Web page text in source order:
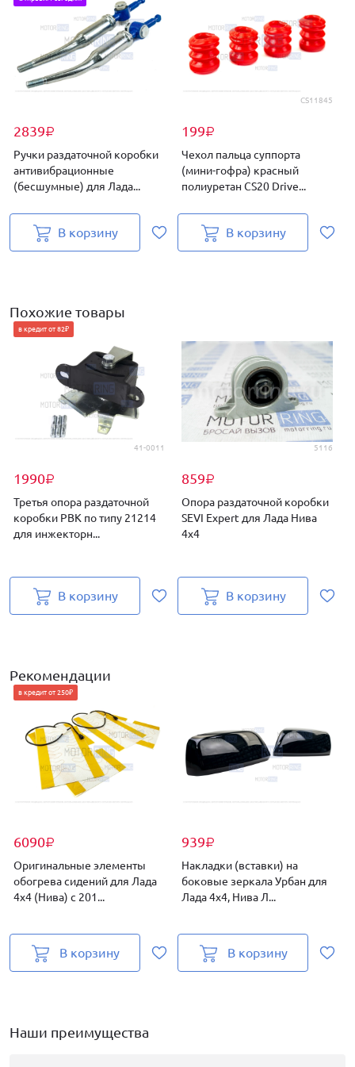
2839₽
Ручки раздаточной коробки
антивибрационные
(бесшумные) для Лада...
В корзину
CS11845
199₽
Чехол пальца суппорта
(мини-гофра) красный
полиуретан CS20 Drive...
В корзину
Похожие товары
41-0011
1990₽
в кредит от 82₽
Третья опора раздаточной
коробки PBK по типу 21214
для инжекторн...
В корзину
5116
859₽
Опора раздаточной коробки
SEVI Expert для Лада Нива
4х4
В корзину
Рекомендации
6090₽
в кредит от 250₽
Оригинальные элементы
обогрева сидений для Лада
4х4 (Нива) с 201...
В корзину
939₽
Накладки (вставки) на
боковые зеркала Урбан для
Лада 4х4, Нива Л...
В корзину
Наши преимущества